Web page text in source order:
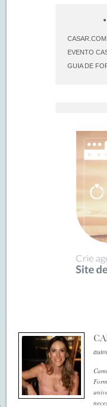
CASAR.COM
EVENTO
GUIA DE